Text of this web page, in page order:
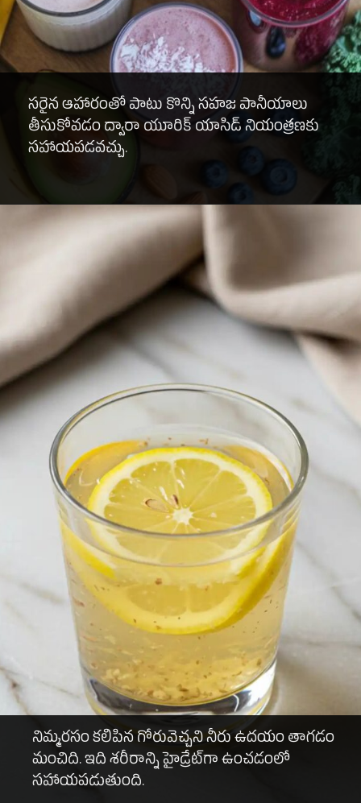
సరైన ఆహారంతో పాటు కొన్ని సహజ పానీయాలు
తీసుకోవడం ద్వారా యూరిక్ యాసిడ్ నియంత్రణకు
సహాయపడవచ్చు.
నిమ్మరసం కలిపిన గోరువెచ్చని నీరు ఉదయం తాగడం
మంచిది. ఇది శరీరాన్ని హైడ్రేట్‌గా ఉంచడంలో
సహాయపడుతుంది.